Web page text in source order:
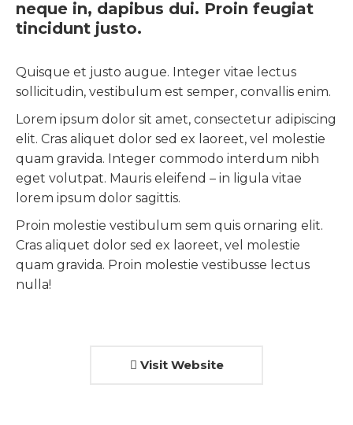
neque in, dapibus dui. Proin feugiat
tincidunt justo.
Quisque et justo augue. Integer vitae lectus
sollicitudin, vestibulum est semper, convallis enim.
Lorem ipsum dolor sit amet, consectetur adipiscing
elit. Cras aliquet dolor sed ex laoreet, vel molestie
quam gravida. Integer commodo interdum nibh
eget volutpat. Mauris eleifend – in ligula vitae
lorem ipsum dolor sagittis.
Proin molestie vestibulum sem quis ornaring elit.
Cras aliquet dolor sed ex laoreet, vel molestie
quam gravida. Proin molestie vestibusse lectus
nulla!
Visit Website